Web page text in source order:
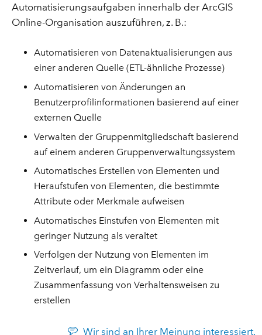
Automatisierungsaufgaben innerhalb der ArcGIS
Online-Organisation auszuführen, z. B.:
Automatisieren von Datenaktualisierungen aus
einer anderen Quelle (ETL-ähnliche Prozesse)
Automatisieren von Änderungen an
Benutzerprofilinformationen basierend auf einer
externen Quelle
Verwalten der Gruppenmitgliedschaft basierend
auf einem anderen Gruppenverwaltungssystem
Automatisches Erstellen von Elementen und
Heraufstufen von Elementen, die bestimmte
Attribute oder Merkmale aufweisen
Automatisches Einstufen von Elementen mit
geringer Nutzung als veraltet
Verfolgen der Nutzung von Elementen im
Zeitverlauf, um ein Diagramm oder eine
Zusammenfassung von Verhaltensweisen zu
erstellen
Wir sind an Ihrer Meinung interessiert.